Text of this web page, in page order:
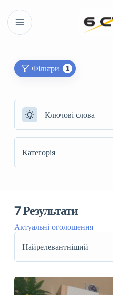
Фільтри 1
Категорія
7Результати
Актуальні оголошення
Найрелевантніший